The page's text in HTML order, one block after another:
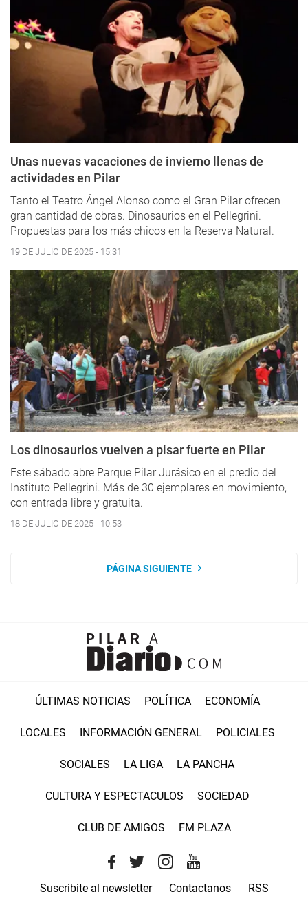
Unas nuevas vacaciones de invierno llenas de
actividades en Pilar
Tanto el Teatro Ángel Alonso como el Gran Pilar ofrecen
gran cantidad de obras. Dinosaurios en el Pellegrini.
Propuestas para los más chicos en la Reserva Natural.
19 DE JULIO DE 2025 - 15:31
Los dinosaurios vuelven a pisar fuerte en Pilar
Este sábado abre Parque Pilar Jurásico en el predio del
Instituto Pellegrini. Más de 30 ejemplares en movimiento,
con entrada libre y gratuita.
18 DE JULIO DE 2025 - 10:53
PÁGINA SIGUIENTE
ÚLTIMAS NOTICIAS POLÍTICA ECONOMÍA
LOCALES INFORMACIÓN GENERAL POLICIALES
SOCIALES LA LIGA LA PANCHA
CULTURA Y ESPECTACULOS SOCIEDAD
CLUB DE AMIGOS FM PLAZA
Suscribite al newsletter Contactanos RSS